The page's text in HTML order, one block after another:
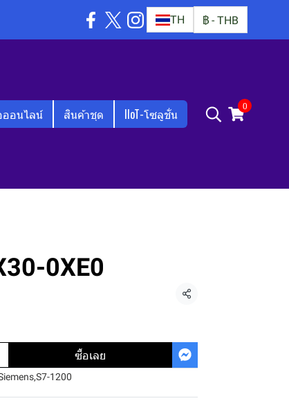
TH ฿ - THB
อนไลน์ สินค้าชุด IIoT-โซลูชั่น 0
0XE0
แชร์
ซื้อเลย
,S7-1200